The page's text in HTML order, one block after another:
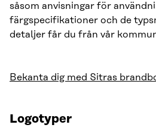
såsom anvisningar för
färgspecifikationer och de
detaljer får du från vår
Bekanta dig med Sitras
Logotyper